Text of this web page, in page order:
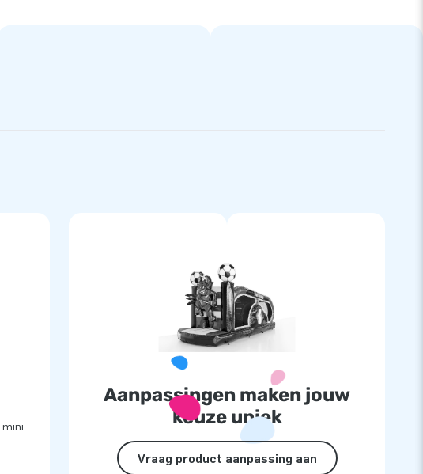
mini
Aanpassingen maken jouw
keuze uniek
Vraag product aanpassing aan